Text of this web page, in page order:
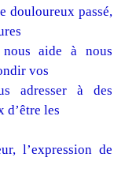
douloureux passé,
aide à nous
vos
adresser à des
d’être les
l’expression de